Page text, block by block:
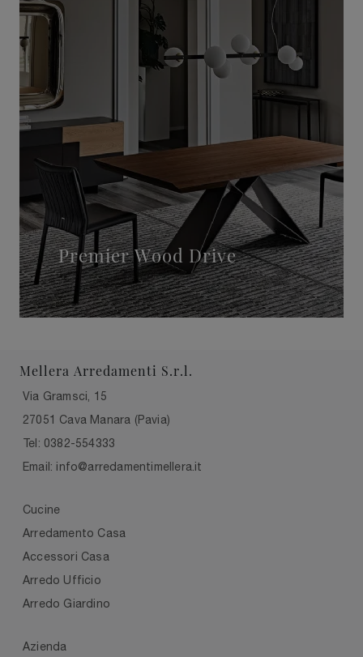
Premier Wood Drive
Mellera Arredamenti S.r.l.
Via Gramsci, 15
27051 Cava Manara (Pavia)
Tel: 0382-554333
Email: info@arredamentimellera.it
Cucine
Arredamento Casa
Accessori Casa
Arredo Ufficio
Arredo Giardino
Azienda